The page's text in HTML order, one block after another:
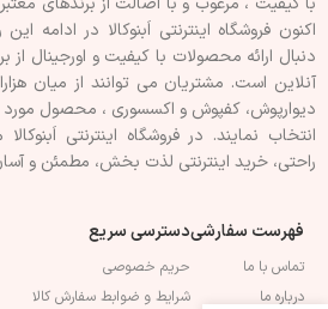
اکنون فروشگاه اینترنتی اَبنوکالا در ادامه
دنبال ارائه محصولات با کيفيت و اورجينال از
آنلاين است. مشتريان می توانند از ميان
دیوارپوش، کفپوش و اکسسوری ، محصول مورد
انتخاب نمايند. در فروشگاه اینترنتی
راحتی، خرید اینترنتی لذت بخش، مطمئن و
فهرست سفارشی
تماس با ما
درباره ما
دسترسی سریع
حریم خصوصی
شرایط و ضوابط سفارش کالا